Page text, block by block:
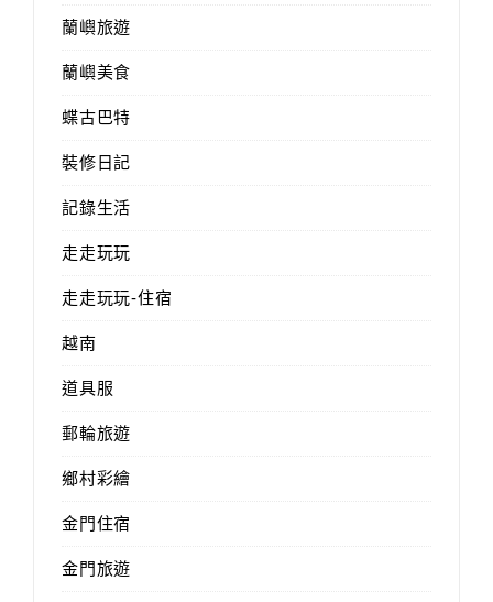
蘭嶼旅遊
蘭嶼美食
蝶古巴特
裝修日記
記錄生活
走走玩玩
走走玩玩-住宿
越南
道具服
郵輪旅遊
鄉村彩繪
金門住宿
金門旅遊